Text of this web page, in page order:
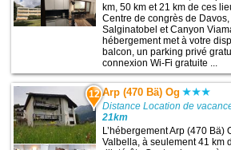
km, 50 km et 21 km de ces
Centre de congrès de Davos,
Salginatobel et Canyon
hébergement met à votre
balcon, un parking privé
connexion Wi-Fi gratuite ...
12 Arp (470 Bä) Og
Distance Location de
21km
L’hébergement Arp (470 Bä)
Valbella, à seulement 41 km